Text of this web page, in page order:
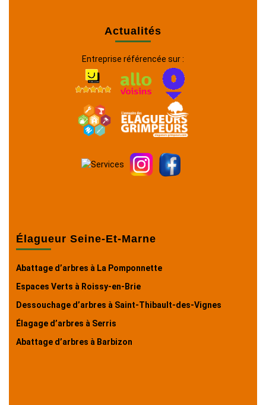
Actualités
Entreprise référencée sur :
Élagueur Seine-Et-Marne
Abattage d’arbres à La Pomponnette
Espaces Verts à Roissy-en-Brie
Dessouchage d’arbres à Saint-Thibault-des-Vignes
Élagage d’arbres à Serris
Abattage d’arbres à Barbizon